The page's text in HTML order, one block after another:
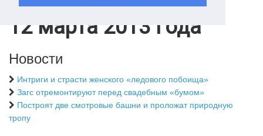
12 марта 2013 года
Новости
Интриги и страсти женского «ледового побоища»
Загс отремонтируют перед свадебным «бумом»
Построят две смотровые башни и проложат природную
тропу